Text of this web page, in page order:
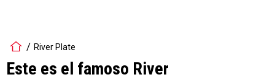
River Plate
Este es el famoso River